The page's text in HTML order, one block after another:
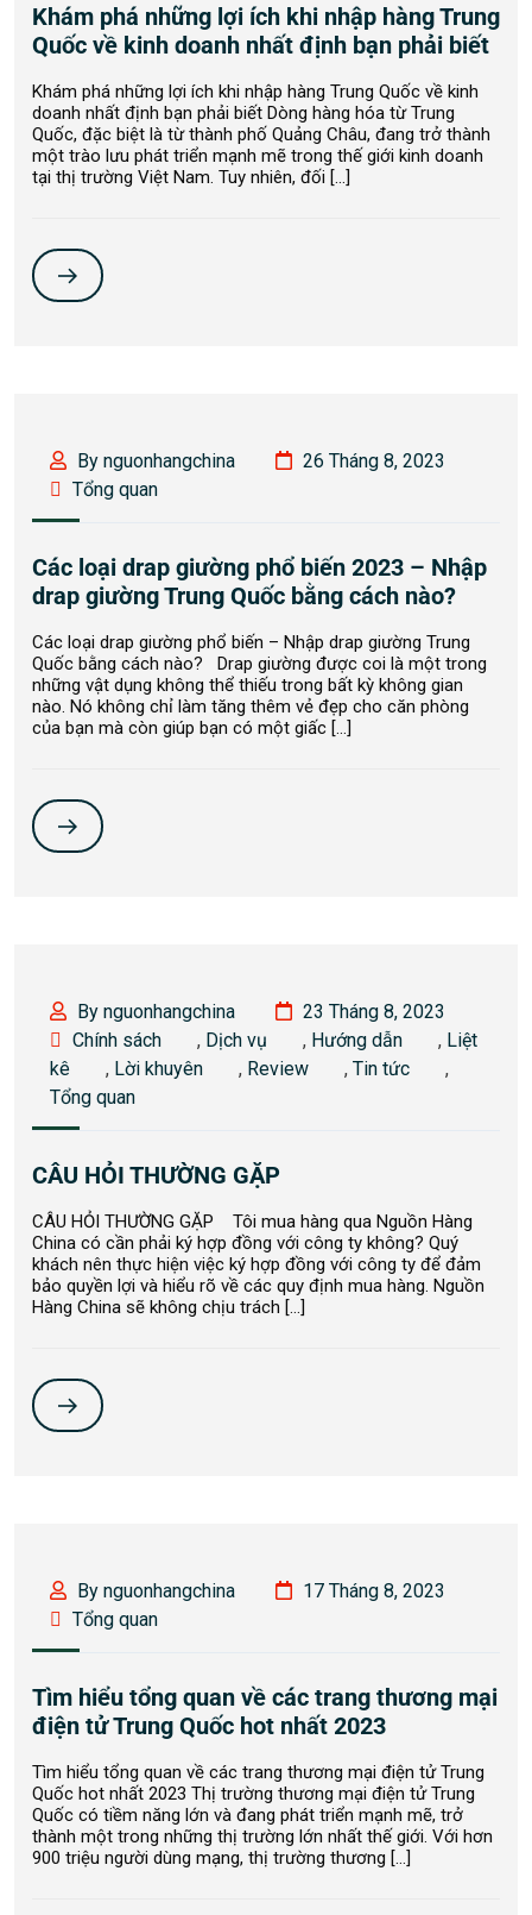
Khám phá những lợi ích khi nhập hàng Trung
Quốc về kinh doanh nhất định bạn phải biết
Khám phá những lợi ích khi nhập hàng Trung Quốc về kinh
doanh nhất định bạn phải biết Dòng hàng hóa từ Trung
Quốc, đặc biệt là từ thành phố Quảng Châu, đang trở thành
một trào lưu phát triển mạnh mẽ trong thế giới kinh doanh
tại thị trường Việt Nam. Tuy nhiên, đối […]
By nguonhangchina
26 Tháng 8, 2023
Tổng quan
Các loại drap giường phổ biến 2023 – Nhập
drap giường Trung Quốc bằng cách nào?
Các loại drap giường phổ biến – Nhập drap giường Trung
Quốc bằng cách nào? Drap giường được coi là một trong
những vật dụng không thể thiếu trong bất kỳ không gian
nào. Nó không chỉ làm tăng thêm vẻ đẹp cho căn phòng
của bạn mà còn giúp bạn có một giấc […]
By nguonhangchina
23 Tháng 8, 2023
Chính sách
, Dịch vụ , Hướng dẫn , Liệt
kê
, Lời khuyên , Review , Tin tức
,
Tổng quan
CÂU HỎI THƯỜNG GẶP
CÂU HỎI THƯỜNG GẶP Tôi mua hàng qua Nguồn Hàng
China có cần phải ký hợp đồng với công ty không? Quý
khách nên thực hiện việc ký hợp đồng với công ty để đảm
bảo quyền lợi và hiểu rõ về các quy định mua hàng. Nguồn
Hàng China sẽ không chịu trách […]
By nguonhangchina
17 Tháng 8, 2023
Tổng quan
Tìm hiểu tổng quan về các trang thương mại
điện tử Trung Quốc hot nhất 2023
Tìm hiểu tổng quan về các trang thương mại điện tử Trung
Quốc hot nhất 2023 Thị trường thương mại điện tử Trung
Quốc có tiềm năng lớn và đang phát triển mạnh mẽ, trở
thành một trong những thị trường lớn nhất thế giới. Với hơn
900 triệu người dùng mạng, thị trường thương […]